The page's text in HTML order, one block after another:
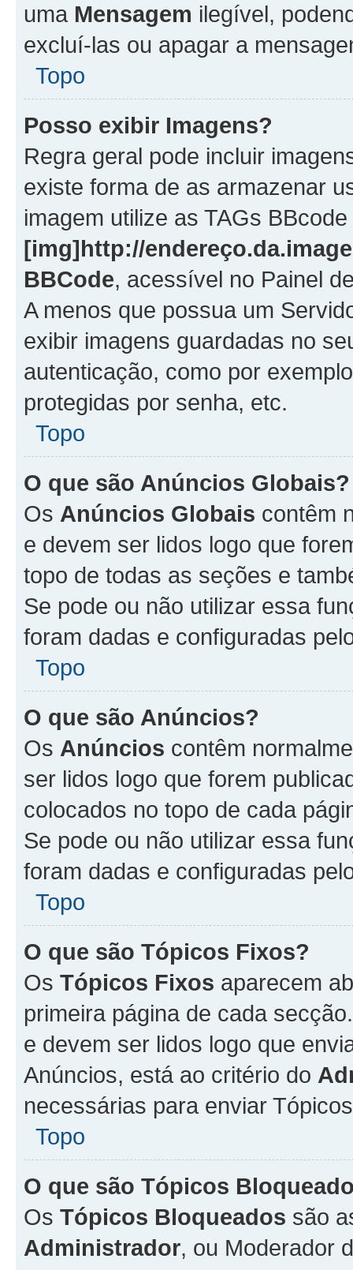
uma Mensagem ilegível,
excluí-las ou apagar a
Topo
Posso exibir Imagens?
Regra geral pode incluir
existe forma de as armazenar
imagem utilize as TAGs BBcode
[img]http://
BBCode, acessível no Painel
A menos que possua um
exibir imagens guardadas no
autenticação, como por
protegidas por senha, etc.
Topo
O que são Anúncios Globais?
Os Anúncios Globais contêm
e devem ser lidos logo que
topo de todas as seções e
Se pode ou não utilizar essa
foram dadas e configuradas
Topo
O que são Anúncios?
Os Anúncios contêm
ser lidos logo que forem
colocados no topo de cada
Se pode ou não utilizar essa
foram dadas e configuradas
Topo
O que são Tópicos Fixos?
Os Tópicos Fixos aparecem
primeira página de cada
e devem ser lidos logo que
Anúncios, está ao critério do
necessárias para enviar
Topo
O que são Tópicos
Os Tópicos Bloqueados são
Administrador, ou Moderador